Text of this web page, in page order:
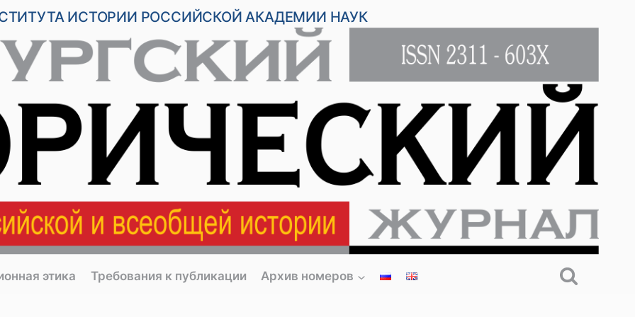
ИСТОРИИ РОССИЙСКОЙ АКАДЕМИИ НАУК
этика Требования к публикации Архив номеров